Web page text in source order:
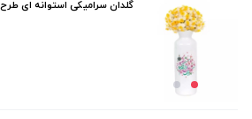
گلدان سرامیکی استوانه ای